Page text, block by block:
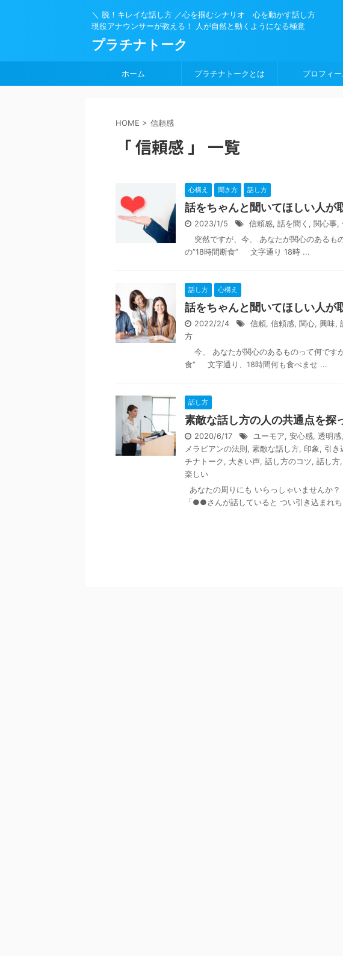
＼ 脱！キレイな話し方 ／心を掴むシナリオ 心を動かす話し方
現役アナウンサーが教える！ 人が自然と動くようになる極意
プラチナトーク
ホーム プラチナトークとは プロフィ
HOME > 信頼感
「 信頼感 」 一覧
心構え 聞き方 話し方
話をちゃんと聞いてほしい人が
2023/1/5 信頼感, 話を聞く , 関心事,
突然ですが、今、 あなたが関心のある
の”18時間断食” 文字通り 18時 ...
話し方 心構え
話をちゃんと聞いてほしい人が
2022/2/4 信頼, 信頼感, 関心, 興味,
方
今、 あなたが関心のあるものって何で
食” 文字通り、18時間何も食べませ ...
話し方
素敵な話し方の人の共通点を探
2020/6/17 ユーモア, 安心感, 透明感,
メラビアンの法則 , 素敵な話し方, 印象, 引き
チナトーク , 大きい声, 話し方のコツ, 話し方,
楽しい
あなたの周りにも いらっしゃいません
「●●さんが話していると つい引き込まれ